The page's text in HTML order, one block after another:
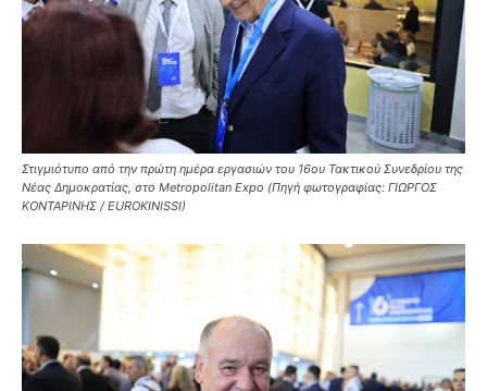
Στιγμιότυπο από την πρώτη ημέρα εργασιών του 16ου Τακτικού Συνεδρίου της
Νέας Δημοκρατίας, στο Metropolitan Expo (Πηγή φωτογραφίας: ΓΙΩΡΓΟΣ
ΚΟΝΤΑΡΙΝΗΣ / EUROKINISSI)